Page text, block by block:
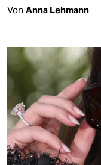
Von Anna Lehmann